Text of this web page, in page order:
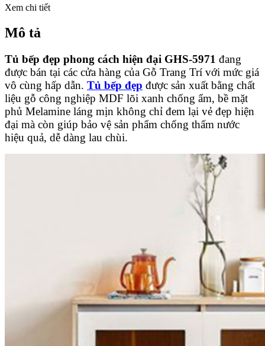
Xem chi tiết
Mô tả
Tủ bếp đẹp phong cách hiện đại GHS-5971 đang
được bán tại các cửa hàng của Gỗ Trang Trí với mức giá
vô cùng hấp dẫn. Tủ bếp đẹp được sản xuất bằng chất
liệu gỗ công nghiệp MDF lõi xanh chống ẩm, bề mặt
phủ Melamine láng mịn không chỉ đem lại vẻ đẹp hiện
đại mà còn giúp bảo vệ sản phẩm chống thấm nước
hiệu quả, dễ dàng lau chùi.